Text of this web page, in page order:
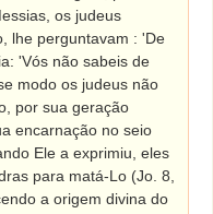
os judeus
lhe perguntavam : 'De
'Vós não sabeis de
modo os judeus não
por sua geração
encarnação no seio
Ele a exprimiu, eles
para matá-Lo (Jo. 8,
a origem divina do